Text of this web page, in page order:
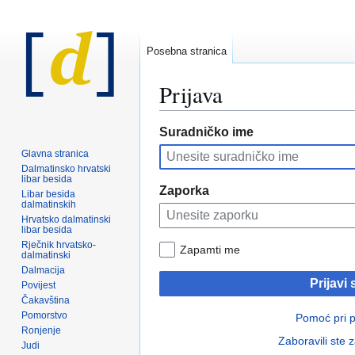
Prijava
Prijeđi
na
navigaciju
Prijeđi
na
pretraživanje
Suradničko ime
Zaporka
Zapamti me
Prijavi
Pomoć pri
Zaboravili ste
Posebna stranica
Glavna stranica
Dalmatinsko hrvatski
libar besida
Libar besida
dalmatinskih
Hrvatsko dalmatinski
libar besida
Rječnik hrvatsko-
dalmatinski
Dalmacija
Povijest
Čakavština
Pomorstvo
Ronjenje
Judi